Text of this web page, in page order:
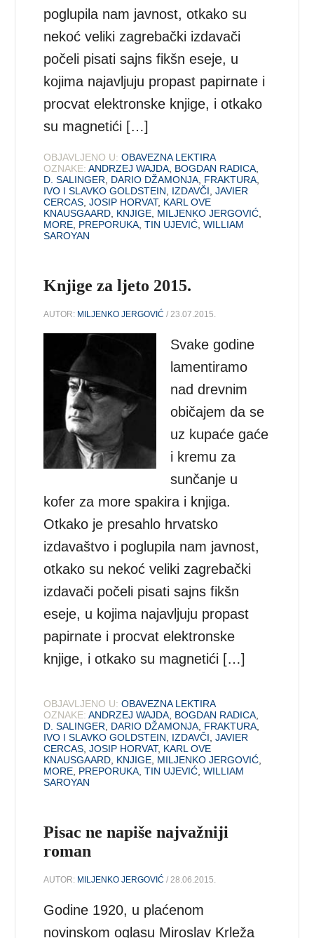
poglupila nam javnost, otkako su
nekoć veliki zagrebački izdavači
počeli pisati sajns fikšn eseje, u
kojima najavljuju propast papirnate i
procvat elektronske knjige, i otkako
su magnetići […]
OBJAVLJENO U: OBAVEZNA LEKTIRA
OZNAKE: ANDRZEJ WAJDA BOGDAN RADICA
D. SALINGER
DARIO DŽAMONJA FRAKTURA
IVO I SLAVKO GOLDSTEIN
IZDAVČI ,JAVIER
CERCAS ,JOSIP HORVAT, KARL OVE
KNAUSGAARD KNJIGE MILJENKO JERGOVIĆ
MORE PREPORUKA ,TIN UJEVIĆ ,WILLIAM
SAROYAN
Knjige za ljeto 2015.
AUTOR: MILJENKO JERGOVIĆ / 23.07.2015.
Svake godine
lamentiramo
nad drevnim
običajem da se
uz kupaće gaće
i kremu za
sunčanje u
kofer za more spakira i knjiga.
Otkako je presahlo hrvatsko
izdavaštvo i poglupila nam javnost,
otkako su nekoć veliki zagrebački
izdavači počeli pisati sajns fikšn
eseje, u kojima najavljuju propast
papirnate i procvat elektronske
knjige, i otkako su magnetići […]
OBJAVLJENO U: OBAVEZNA LEKTIRA
OZNAKE: ANDRZEJ WAJDA BOGDAN RADICA
D. SALINGER
DARIO DŽAMONJA FRAKTURA
IVO I SLAVKO GOLDSTEIN
IZDAVČI ,JAVIER
CERCAS ,JOSIP HORVAT, KARL OVE
KNAUSGAARD KNJIGE MILJENKO JERGOVIĆ
MORE PREPORUKA ,TIN UJEVIĆ ,WILLIAM
SAROYAN
Pisac ne napiše najvažniji
roman
AUTOR: MILJENKO JERGOVIĆ / 28.06.2015.
Godine 1920, u plaćenom
novinskom oglasu Miroslav Krleža